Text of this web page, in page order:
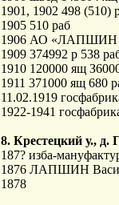
1901, 1902 498 (510)
1905 510 раб
1906 АО «ЛАПШИН
1909 374992 р 538
1910 120000 ящ
1911 371000 ящ 680
11.02.1919
1922-1941
8. Крестецкий у., д.
187? изба-
1876 ЛАПШИН
1878